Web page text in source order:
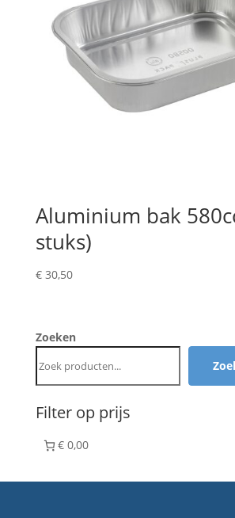
Aluminium bak
stuks)
€30,50
Zoeken
Filter op prijs
€ 0,00